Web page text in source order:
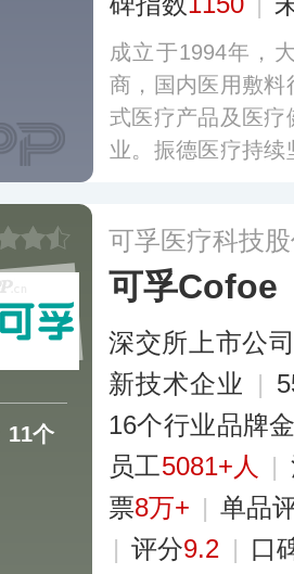
成立于1994年，
商，国内医用敷
式医疗产品及医
业。振德医疗持
个人防护等品类
和地区。更多
11个
可孚医疗科技
可孚Cofoe
深交所上市公
新技术企业 |
16个行业品牌
员工5081+人 |
票8万+ | 单品
| 评分9.2 | 口